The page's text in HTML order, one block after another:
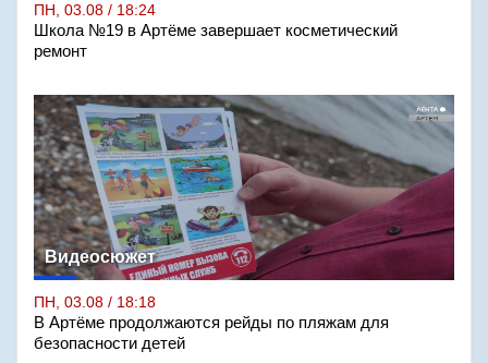
ПН, 03.08 / 18:24
Школа №19 в Артёме завершает косметический
ремонт
Видеосюжет
ПН, 03.08 / 18:18
В Артёме продолжаются рейды по пляжам для
безопасности детей